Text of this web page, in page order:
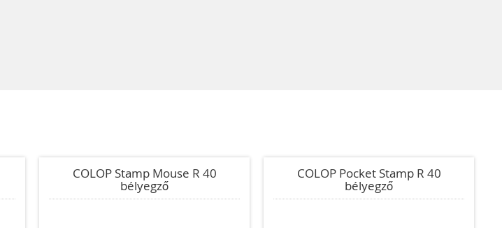
COLOP Stamp Mouse R 40
bélyegző
COLOP Pocket Stamp R 40
bélyegző